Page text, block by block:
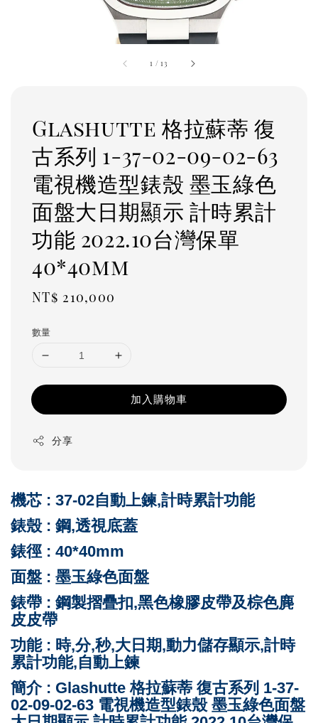
1 /13
Glashutte 格拉蘇蒂 復
古系列 1-37-02-09-02-63
電視機造型錶殼 墨玉綠色
面盤大日期顯示 計時累計
功能 2022.10台灣保單
40*40mm
Regular
NT$ 210,000
數量
加入購物車
分享
機芯 : 37-02自動上鍊,計時累計功能
錶殼 : 鋼,透視底蓋
錶徑 : 40*40mm
面盤 : 墨玉綠色面盤
錶帶 : 鋼製摺疊扣,黑色橡膠皮帶及棕色麂
皮皮帶
功能 : 時,分,秒,大日期,動力儲存顯示,計時
累計功能,自動上鍊
簡介 : Glashutte 格拉蘇蒂 復古系列 1-37-
02-09-02-63 電視機造型錶殼 墨玉綠色面盤